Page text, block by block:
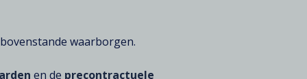
waarborgen.
en de precontractuele